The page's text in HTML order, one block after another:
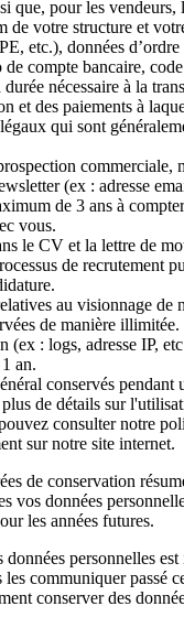
que, pour les
de votre structure et
etc.), données d’ordre
compte bancaire,
nécessaire à la
et des paiements à
qui sont
commerciale,
(ex : adresse
de 3 ans à
vous.
le CV et la lettre de
de recrutement
au visionnage de
de manière illimitée.
(ex : logs, adresse IP,
an.
conservés pendant
de détails sur
consulter notre
sur notre site internet.
de conservation
vos données
les années futures.
personnelles est
communiquer passé
conserver des